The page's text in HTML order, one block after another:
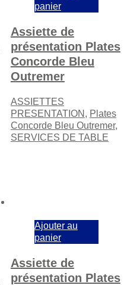
panier
Assiette de
présentation Plates
Concorde Bleu
Outremer
ASSIETTES
PRESENTATION , Plates
Concorde Bleu Outremer,
SERVICES DE TABLE
Ajouter au
panier
Assiette de
présentation Plates